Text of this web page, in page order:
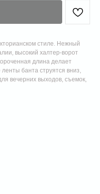
стиле. Нежный
высокий халтер‑ворот
длина делает
банта струятся вниз,
вечерних выходов, съемок,